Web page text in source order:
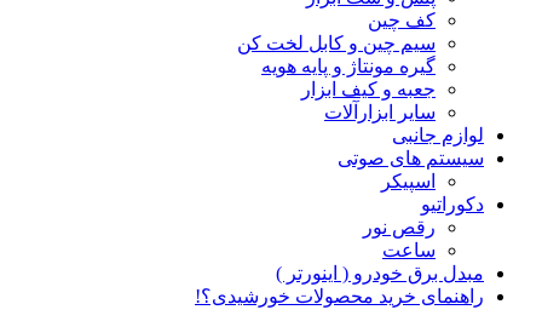
کف چین
سیم چین و کابل لخت کن
گیره مونتاژ و پایه هویه
جعبه و کیف ابزار
سایر ابزارآلات
لوازم جانبی
سیستم های صوتی
اسپیکر
دکوراتیو
رقص نور
ساعت
مبدل برق خودرو ( اینورتر )
راهنمای خرید محصولات خورشیدی؟!